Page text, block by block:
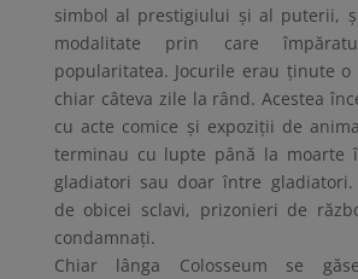
simbol al prestigiului și al puterii,
modalitate prin care
popularitatea. Jocurile erau ținute o
chiar câteva zile la rând. Acestea
cu acte comice și expoziții de
terminau cu lupte până la moarte
gladiatori sau doar între
de obicei sclavi, prizonieri de
condamnați.
Chiar lânga Colosseum se